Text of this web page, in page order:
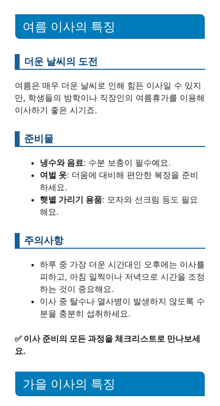
여름 이사의 특징
더운 날씨의 도전
여름은 매우 더운 날씨로 인해 힘든 이사일 수 있지
만, 학생들의 방학이나 직장인의 여름휴가를 이용해
이사하기 좋은 시기죠.
준비물
냉수와 음료: 수분 보충이 필수예요.
여벌 옷: 더움에 대비해 편안한 복장을 준비
하세요.
햇볕 가리기 용품: 모자와 선크림 등도 필요
해요.
주의사항
하루 중 가장 더운 시간대인 오후에는 이사를
피하고, 아침 일찍이나 저녁으로 시간을 조정
하는 것이 중요해요.
이사 중 탈수나 열사병이 발생하지 않도록 수
분을 충분히 섭취하세요.
✅ 이사 준비의 모든 과정을 체크리스트로 만나보세
요.
가을 이사의 특징